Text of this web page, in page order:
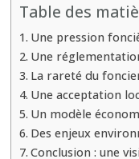
Table des
Une pression
Une
La rareté du
Une acceptation
Un modèle
Des enjeux
Conclusion : une